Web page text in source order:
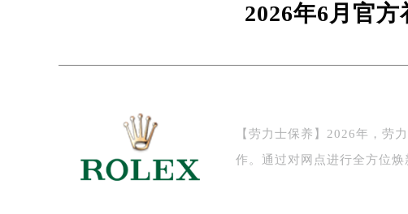
2026年6月官
【劳力士保养】2026年，劳
作。通过对网点进行全方位